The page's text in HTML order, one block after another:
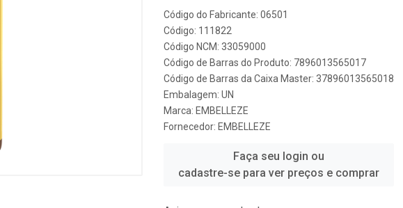
Código do Fabricante: 06501
Código: 111822
Código NCM: 33059000
Código de Barras do Produto: 7896013565017
Código de Barras da Caixa Master: 37896013565018
Embalagem: UN
Marca: EMBELLEZE
Fornecedor: EMBELLEZE
Faça seu login ou
cadastre-se para ver preços e comprar